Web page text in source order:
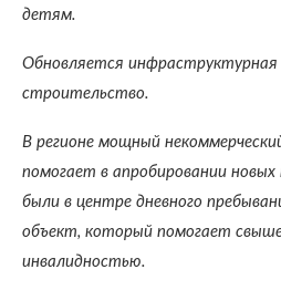
детям.
Обновляется инфраструктурная
строительство.
В регионе мощный
помогает в апробировании
были в центре дневного
объект, который помогает
инвалидностью.